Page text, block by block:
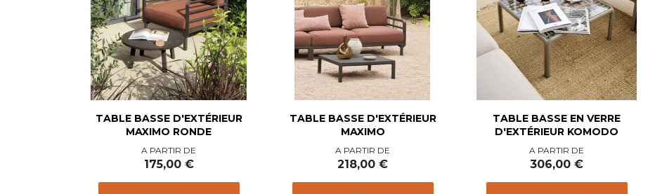
TABLE BASSE D'EXTÉRIEUR
MAXIMO RONDE
Prix
A PARTIR DE
175,00 €
TABLE BASSE D'EXTÉRIEUR
MAXIMO
Prix
A PARTIR DE
218,00 €
TABLE BASSE EN VERRE
D'EXTÉRIEUR KOMODO
Prix
A PARTIR DE
306,00 €